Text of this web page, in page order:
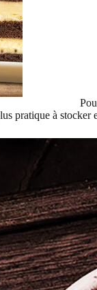
pratique à stocker